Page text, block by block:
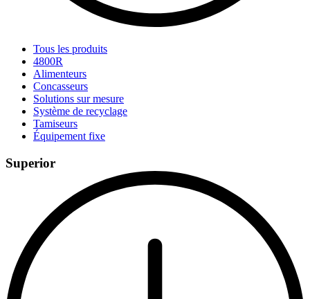
Tous les produits
4800R
Alimenteurs
Concasseurs
Solutions sur mesure
Système de recyclage
Tamiseurs
Équipement fixe
Superior